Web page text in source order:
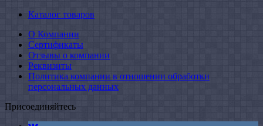
Каталог товаров
О Компании
Сертификаты
Отзывы о компании
Реквизиты
Политика компании в отношении обработки
персональных данных
Присоединяйтесь